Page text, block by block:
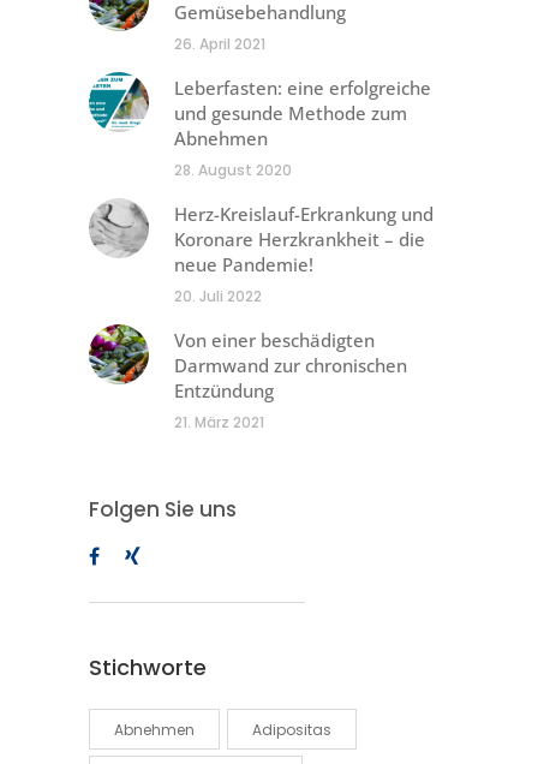
Gemüsebehandlung
26. April 2021
Leberfasten: eine erfolgreiche
und gesunde Methode zum
Abnehmen
28. August 2020
Herz-Kreislauf-Erkrankung und
Koronare Herzkrankheit – die
neue Pandemie!
20. Juli 2022
Von einer beschädigten
Darmwand zur chronischen
Entzündung
21. März 2021
Folgen Sie uns
Stichworte
Abnehmen Adipositas